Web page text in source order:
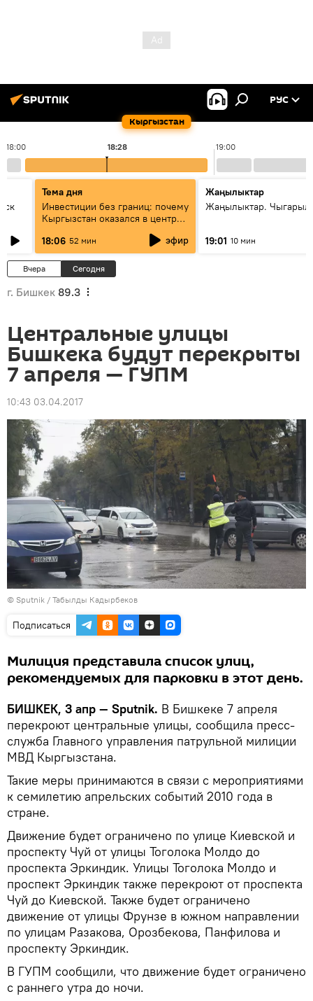
Кыргызстан
РУС
18:00 19:00
18:28
Тема дня
Инвестиции без границ: почему
Кыргызстан оказался в центре
18:06 52 мин эфир
Жаңылыктар
Жаңылыктар.
19:01 10 мин
Вчера Сегодня
г. Бишкек 89.3
Центральные улицы
Бишкека будут перекрыты
7 апреля — ГУПМ
10:43 03.04.2017
© Sputnik / Табылды Кадырбеков
Подписаться
Милиция представила список улиц,
рекомендуемых для парковки в этот день.
БИШКЕК, 3 апр — Sputnik. В Бишкеке 7 апреля
перекроют центральные улицы, сообщила пресс-
служба Главного управления патрульной милиции
МВД Кыргызстана.
Такие меры принимаются в связи с мероприятиями
к семилетию апрельских событий 2010 года в
стране.
Движение будет ограничено по улице Киевской и
проспекту Чуй от улицы Тоголока Молдо до
проспекта Эркиндик. Улицы Тоголока Молдо и
проспект Эркиндик также перекроют от проспекта
Чуй до Киевской. Также будет ограничено
движение от улицы Фрунзе в южном направлении
по улицам Разакова, Орозбекова, Панфилова и
проспекту Эркиндик.
В ГУПМ сообщили, что движение будет ограничено
с раннего утра до ночи.